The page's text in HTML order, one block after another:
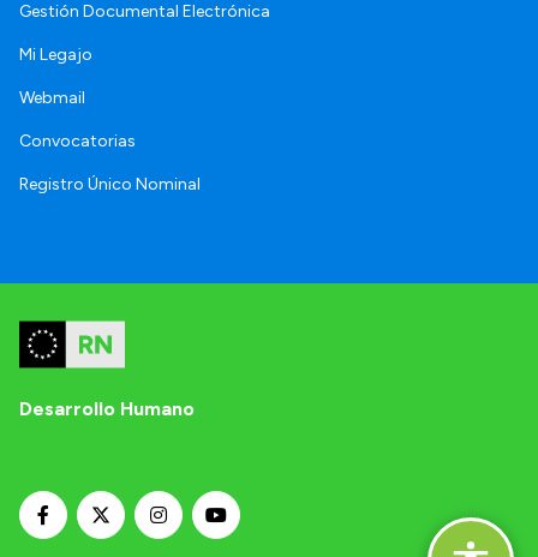
Gestión Documental Electrónica
Mi Legajo
Webmail
Convocatorias
Registro Único Nominal
Desarrollo Humano